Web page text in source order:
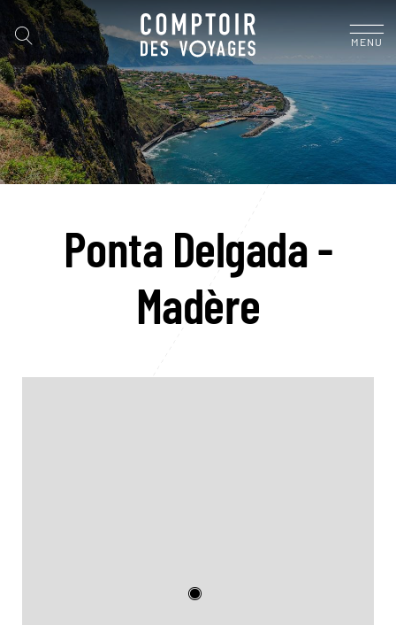
MENU
Ponta Delgada -
Madère